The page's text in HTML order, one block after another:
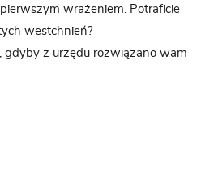
wrażeniem. Potraficie
westchnień?
gdyby z urzędu rozwiązano wam